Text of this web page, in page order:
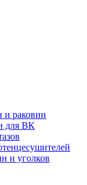
и раковин
для ВК
и уголков